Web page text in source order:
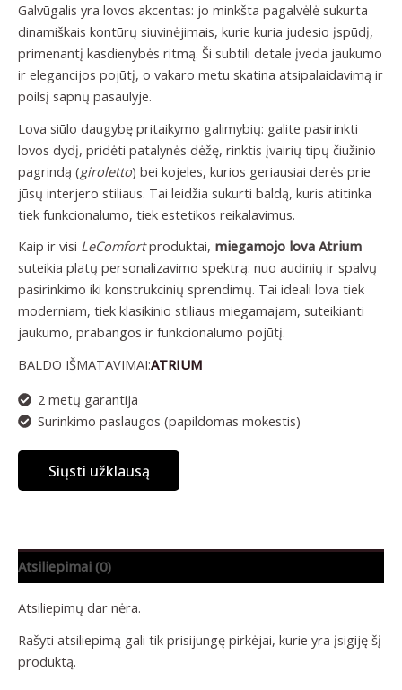
Galvūgalis yra lovos akcentas: jo minkšta pagalvėlė sukurta
dinamiškais kontūrų siuvinėjimais, kurie kuria judesio įspūdį,
primenantį kasdienybės ritmą. Ši subtili detale įveda jaukumo
ir elegancijos pojūtį, o vakaro metu skatina atsipalaidavimą ir
poilsį sapnų pasaulyje.
Lova siūlo daugybę pritaikymo galimybių: galite pasirinkti
lovos dydį, pridėti patalynės dėžę, rinktis įvairių tipų čiužinio
pagrindą (giroletto) bei kojeles, kurios geriausiai derės prie
jūsų interjero stiliaus. Tai leidžia sukurti baldą, kuris atitinka
tiek funkcionalumo, tiek estetikos reikalavimus.
Kaip ir visi LeComfortproduktai, miegamojo lova Atrium
suteikia platų personalizavimo spektrą: nuo audinių ir spalvų
pasirinkimo iki konstrukcinių sprendimų. Tai ideali lova tiek
moderniam, tiek klasikinio stiliaus miegamajam, suteikianti
jaukumo, prabangos ir funkcionalumo pojūtį.
BALDO IŠMATAVIMAI:ATRIUM
2 metų garantija
Surinkimo paslaugos (papildomas mokestis)
Siųsti užklausą
Atsiliepimai (0)
Atsiliepimų dar nėra.
Rašyti atsiliepimą gali tik prisijungę pirkėjai, kurie yra įsigiję šį
produktą.